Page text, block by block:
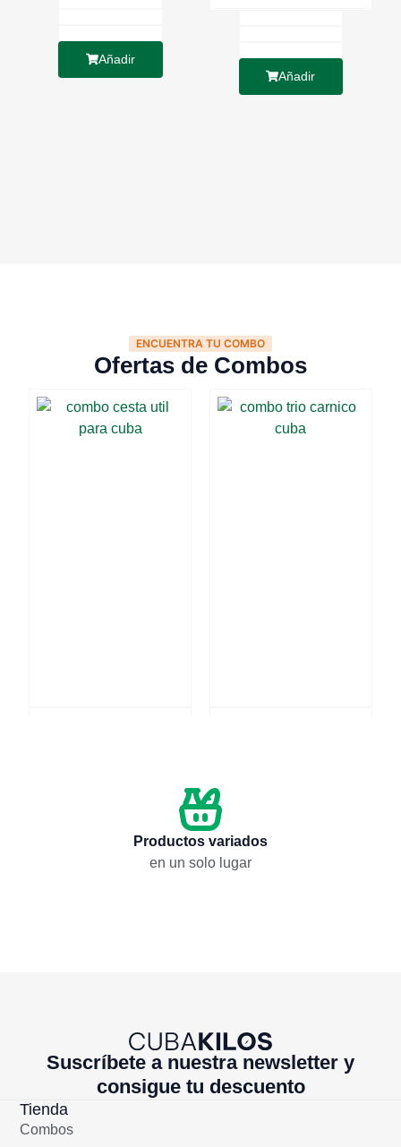
Añadir
Añadir
ENCUENTRA TU COMBO
Ofertas de Combos
Productos variados
en un solo lugar
Suscríbete a nuestra newsletter y
consigue tu descuento
Tienda
Combos